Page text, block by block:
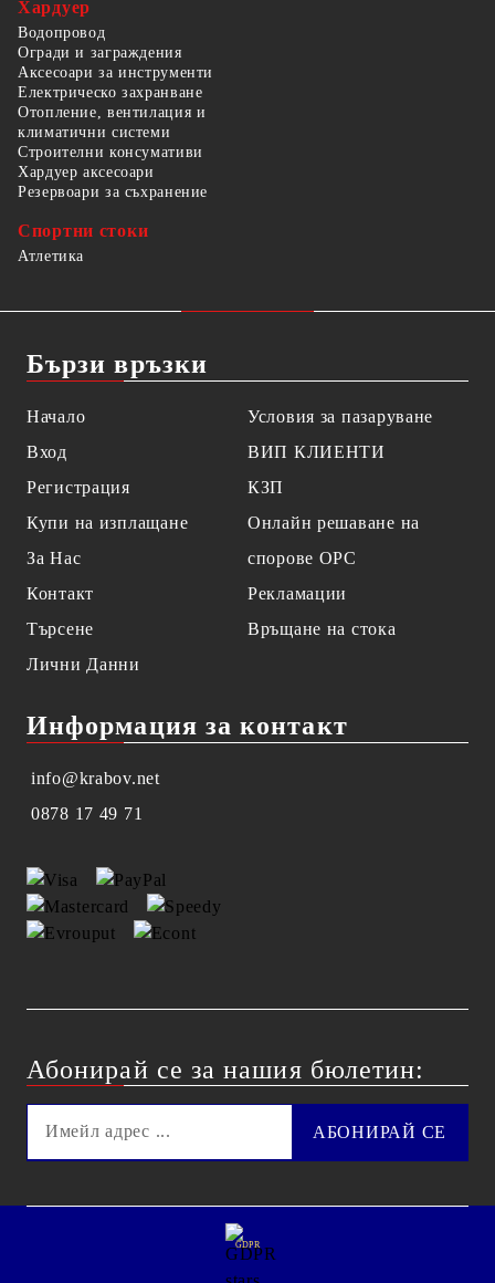
Хардуер
Водопровод
Огради и заграждения
Аксесоари за инструменти
Електрическо захранване
Отопление, вентилация и
климатични системи
Строителни консумативи
Хардуер аксесоари
Резервоари за съхранение
Спортни стоки
Атлетика
Бързи връзки
Начало
Вход
Регистрация
Купи на изплащане
За Нас
Контакт
Търсене
Лични Данни
Условия за пазаруване
ВИП КЛИЕНТИ
КЗП
Онлайн решаване на
спорове OPC
Рекламации
Връщане на стока
Информация за контакт
info@krabov.net
0878 17 49 71
Абонирай се за нашия бюлетин:
GDPR